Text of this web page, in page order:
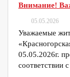
Внимание!
05.05.2026
Уважаемые
05.05.2026г.
соответствии